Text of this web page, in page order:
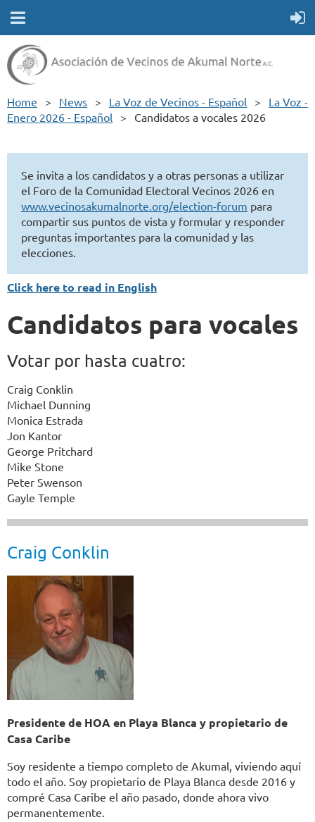
Home News La Voz de Vecinos - Español
La Voz -
Enero 2026 - Español
Candidatos a vocales 2026
Se invita a los candidatos y a otras personas a utilizar
el Foro de la Comunidad Electoral Vecinos 2026 en
www.vecinosakumalnorte.org/election-forum para
compartir sus puntos de vista y formular y responder
preguntas importantes para la comunidad y las
elecciones.
Click here to read in English
Candidatos para vocales
Votar por hasta cuatro:
Craig Conklin
Michael Dunning
Monica Estrada
Jon Kantor
George Pritchard
Mike Stone
Peter Swenson
Gayle Temple
Craig Conklin
Presidente de HOA en Playa Blanca y propietario de
Casa Caribe
Soy residente a tiempo completo de Akumal, viviendo aquí
todo el año. Soy propietario de Playa Blanca desde 2016 y
compré Casa Caribe el año pasado, donde ahora vivo
permanentemente.